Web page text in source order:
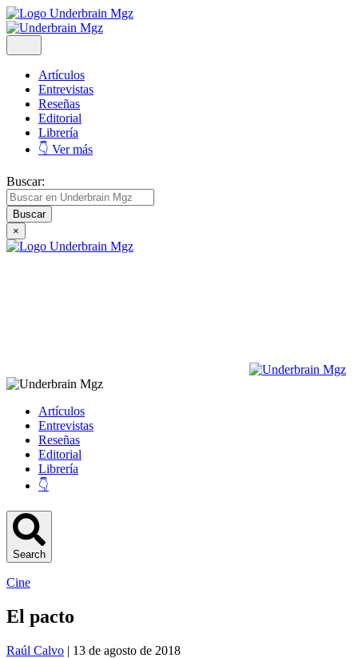
Artículos
Entrevistas
Reseñas
Editorial
Librería
👇 Ver más
Buscar:
×
Artículos
Entrevistas
Reseñas
Editorial
Librería
👇
Search
Cine
El pacto
Raúl Calvo | 13 de agosto de 2018